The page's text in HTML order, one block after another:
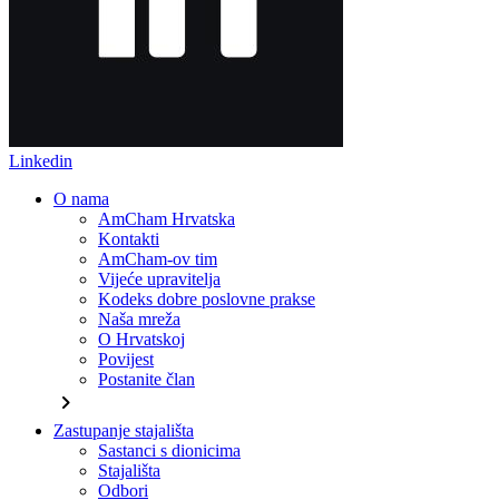
Linkedin
O nama
AmCham Hrvatska
Kontakti
AmCham-ov tim
Vijeće upravitelja
Kodeks dobre poslovne prakse
Naša mreža
O Hrvatskoj
Povijest
Postanite član
chevron_right
Zastupanje stajališta
Sastanci s dionicima
Stajališta
Odbori